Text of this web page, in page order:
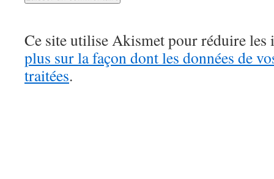
Ce site utilise Akismet pour réduire les
plus sur la façon dont les données de
traitées.